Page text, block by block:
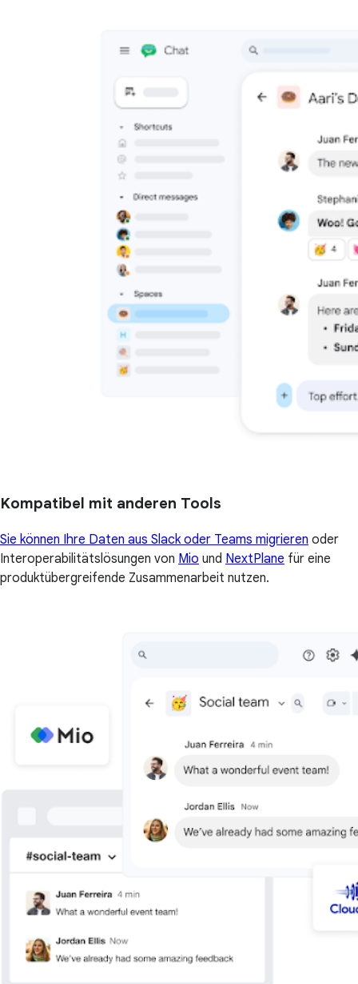
Kompatibel mit anderen Tools
Sie können Ihre Daten aus Slack oder Teams migrieren oder
Interoperabilitätslösungen von Mio und NextPlane für eine
produktübergreifende Zusammenarbeit nutzen.